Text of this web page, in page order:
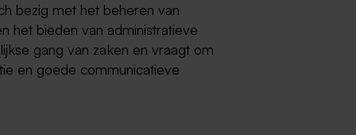
bezig met het beheren van
het bieden van administratieve
gang van zaken en vraagt om
en goede communicatieve